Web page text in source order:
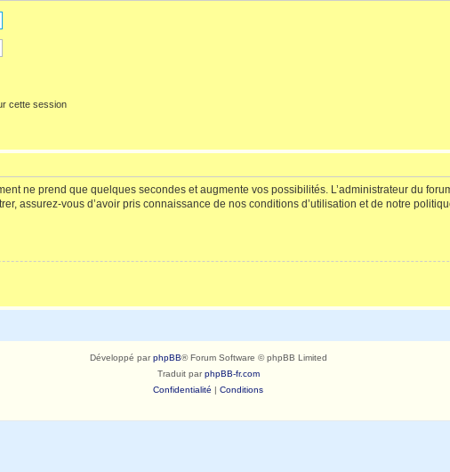
cette session
ne prend que quelques secondes et augmente vos possibilités. L’administrateur du
assurez-vous d’avoir pris connaissance de nos conditions d’utilisation et de notre
Développé parphpBB® Forum Software © phpBB Limited
Traduit parphpBB-fr.com
Confidentialité | Conditions